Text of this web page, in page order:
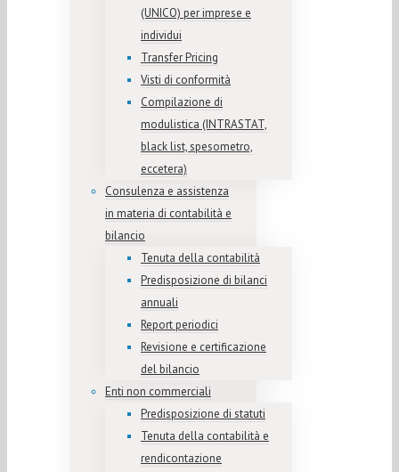
(UNICO) per imprese e
individui
Transfer Pricing
Visti di conformità
Compilazione di
modulistica (INTRASTAT,
black list, spesometro,
eccetera)
Consulenza e assistenza
in materia di contabilità e
bilancio
Tenuta della contabilità
Predisposizione di bilanci
annuali
Report periodici
Revisione e certificazione
del bilancio
Enti non commerciali
Predisposizione di statuti
Tenuta della contabilità e
rendicontazione